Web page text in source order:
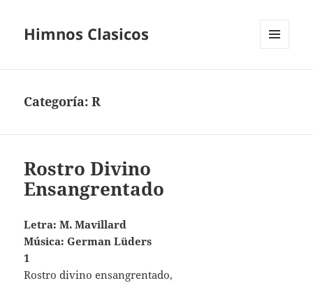
Himnos Clasicos
Categoría:R
Rostro Divino
Ensangrentado
Letra: M. Mavillard
Música: German Lüders
1
Rostro divino ensangrentado,